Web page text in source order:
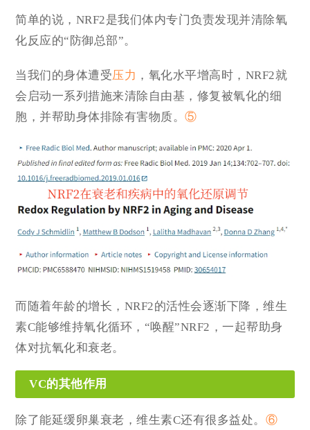
简单的说，NRF2是我们体内专门负责发现并清除氧
化反应的“防御总部”。
当我们的身体遭受压力 ，氧化水平增高时，NRF2就
会启动一系列措施来清除自由基，修复被氧化的细
胞，并帮助身体排除有害物质。⑤
而随着年龄的增长，NRF2的活性会逐渐下降，维生
素C能够维持氧化循环，“唤醒”NRF2，一起帮助身
体对抗氧化和衰老。
VC的其他作用
除了能延缓卵巢衰老，维生素C还有很多益处。 ⑥